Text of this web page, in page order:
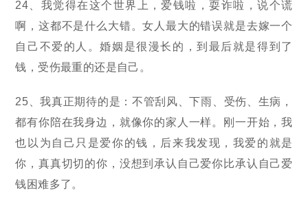
24、我觉得在这个世界上，爱钱啦，耍诈啦，说个谎
啊，这都不是什么大错。女人最大的错误就是去嫁一个
自己不爱的人。婚姻是很漫长的，到最后就是得到了
钱，受伤最重的还是自己。
25、我真正期待的是：不管刮风、下雨、受伤、生病，
都有你陪在我身边，就像你的家人一样。刚一开始，我
也以为自己只是爱你的钱，后来我发现，我爱的就是
你，真真切切的你，没想到承认自己爱你比承认自己爱
钱困难多了。